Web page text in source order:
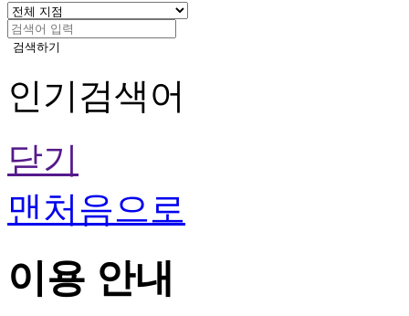
검색하기
인기검색어
닫기
맨처음으로
이용 안내